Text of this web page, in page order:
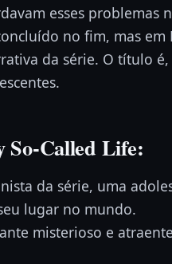
esses problemas
no fim, mas em
da série. O título
So-Called Life:
da série, uma
lugar no mundo.
misterioso e